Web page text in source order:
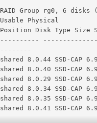
RAID Group rg0, 6 disks
Usable Physical
Position Disk Type Size
----------
--------
shared 8.0.44 SSD-CAP
shared 8.0.40 SSD-CAP
shared 8.0.29 SSD-CAP
shared 8.0.34 SSD-CAP
shared 8.0.35 SSD-CAP
shared 8.0.41 SSD-CAP